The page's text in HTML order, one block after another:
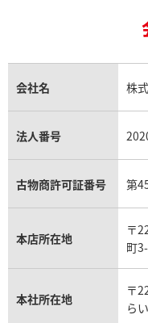
金時計 Cal.2121/1
日時点の参考買取価
金貨買取
貴金属買取
銀・シルバー買取
パラジウム買取
トパーズ買取
タンザナイト買取
キャッツアイ買取
アクアマリン買取
ロレックス エクスプロー
ロレックス デイトジャス
パテック フィリップノー
ヴァシュロン・コンスタ
オメガ買取
カルティエ買取
フランク ミュラー買取
リシャール・ミル買取
パネライ買取
チューダー（チュードル
シャネル マトラッセ買取
セリーヌ買取
プラダ買取
ヴァンクリーフ＆アーペ
ショーメ買取
ダミアーニ買取
モーブッサン買取
会社名 株
法人番号
古物商許可証番号 第
本店所在地
〒
町
本社所在地
〒
ら